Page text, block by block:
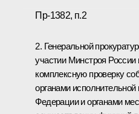
Пр-1382, п.2
2. Генеральной
участии Минстроя России
комплексную проверку
органами
Федерации и органами